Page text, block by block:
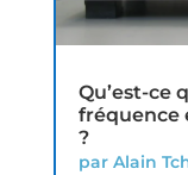
Qu’est-ce
fréquence
?
par Alain